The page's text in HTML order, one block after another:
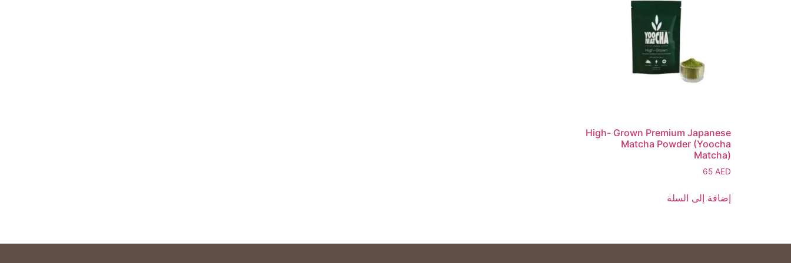
High- Grown Premium Japanese
Matcha Powder (Yoocha
Matcha)
65 AED
إضافة إلى السلة